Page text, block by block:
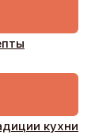
кухни